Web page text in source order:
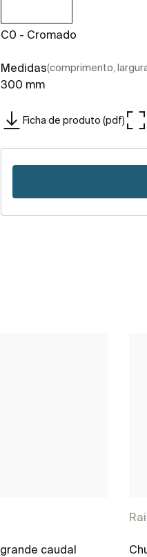
C0 - Cromado
Medidas(comprimento,
300 mm
Ficha de produto (pdf)
caudal